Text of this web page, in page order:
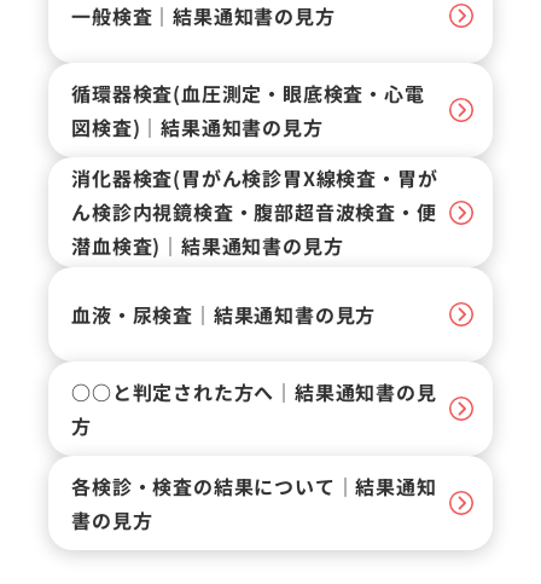
一般検査｜結果通知書の見方
循環器検査(血圧測定・眼底検査・心電
図検査)｜結果通知書の見方
消化器検査(胃がん検診胃X線検査・胃が
ん検診内視鏡検査・腹部超音波検査・便
潜血検査)｜結果通知書の見方
血液・尿検査｜結果通知書の見方
○○と判定された方へ｜結果通知書の見
方
各検診・検査の結果について｜結果通知
書の見方